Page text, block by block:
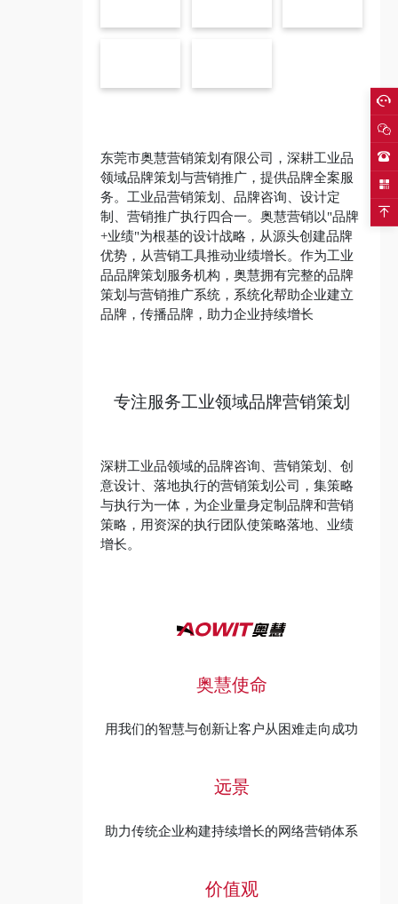
东莞市奥慧营销策划有限公司，深耕工业品
领域品牌策划与营销推广，提供品牌全案服
务。工业品营销策划、品牌咨询、设计定
制、营销推广执行四合一。奥慧营销以"品牌
+业绩"为根基的设计战略，从源头创建品牌
优势，从营销工具推动业绩增长。作为工业
品品牌策划服务机构，奥慧拥有完整的品牌
策划与营销推广系统，系统化帮助企业建立
品牌，传播品牌，助力企业持续增长
专注服务工业领域品牌营销策划
深耕工业品领域的品牌咨询、营销策划、创
意设计、落地执行的营销策划公司，集策略
与执行为一体，为企业量身定制品牌和营销
策略，用资深的执行团队使策略落地、业绩
增长。
奥慧使命
用我们的智慧与创新让客户从困难走向成功
远景
助力传统企业构建持续增长的网络营销体系
价值观